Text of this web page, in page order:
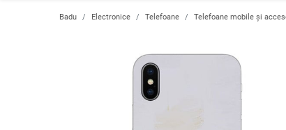
Badu Electronice Telefoane Telefoane mobile și